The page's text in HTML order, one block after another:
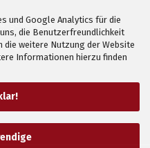
und Google Analytics für die
die Benutzerfreundlichkeit
die weitere Nutzung der Website
Informationen hierzu finden
generierte
der Motive.